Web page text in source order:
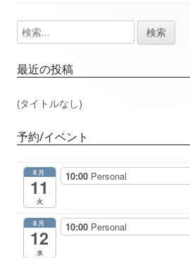
ビ
ゲ
ー
シ
ョ
ン
メ
イ
ン
ド
バ
検
索:
最近の投稿
(タイトルなし)
予約/イベント
8月
11
火
10:00 Personal
8月
12
水
10:00 Personal